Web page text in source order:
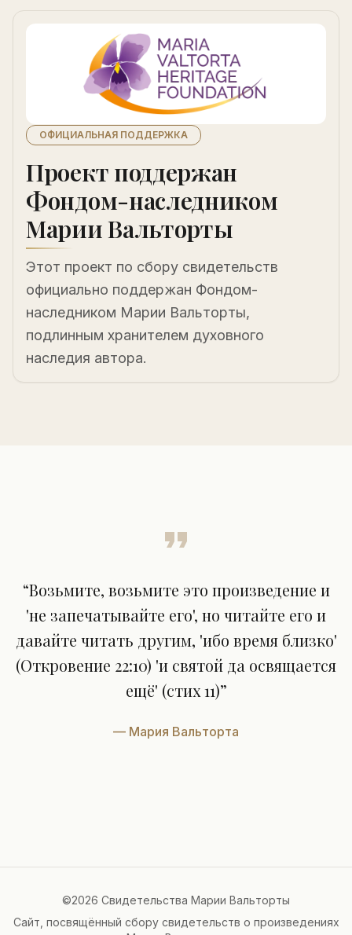
ОФИЦИАЛЬНАЯ ПОДДЕРЖКА
Проект поддержан
Фондом-наследником
Марии Вальторты
Этот проект по сбору свидетельств
официально поддержан Фондом-
наследником Марии Вальторты,
подлинным хранителем духовного
наследия автора.
“Возьмите, возьмите это произведение и
'не запечатывайте его', но читайте его и
давайте читать другим, 'ибо время близко'
(Откровение 22:10) 'и святой да освящается
ещё' (стих 11)”
— Мария Вальторта
©2026 Свидетельства Марии Вальторты
Сайт, посвящённый сбору свидетельств о произведениях